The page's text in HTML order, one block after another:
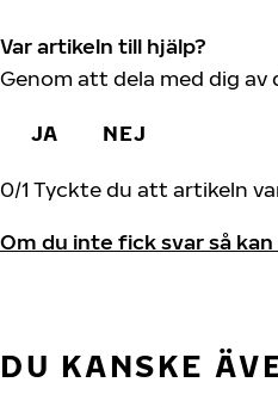
Var artikeln till hjälp?
Genom att dela med dig
JA NEJ
0/1 Tyckte du att artikeln
Om du inte fick svar så
DU KANSKE